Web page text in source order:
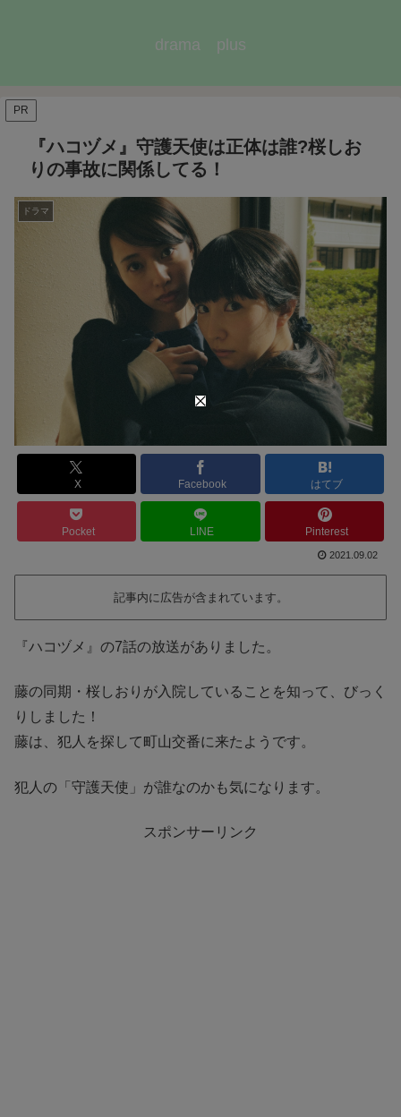
drama plus
PR
『ハコヅメ』守護天使は正体は誰?桜しお
りの事故に関係してる！
ドラマ
X Facebook はてブ
Pocket LINE Pinterest
2021.09.02
記事内に広告が含まれています。
『ハコヅメ』の7話の放送がありました。
藤の同期・桜しおりが入院していることを知って、びっく
りしました！
藤は、犯人を探して町山交番に来たようです。
犯人の「守護天使」が誰なのかも気になります。
スポンサーリンク